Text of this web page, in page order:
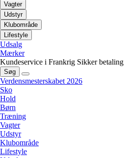
Vagter
Udstyr
Klubområde
Lifestyle
Udsalg
Mærker
Kundeservice i Frankrig Sikker betaling
Søg
Verdensmesterskabet 2026
Sko
Hold
Børn
Træning
Vagter
Udstyr
Klubområde
Lifestyle